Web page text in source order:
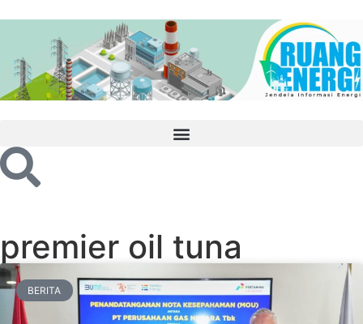
premier oil tuna
BERITA